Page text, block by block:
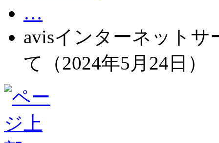
…
avisインターネット
て（2024年5月24日）